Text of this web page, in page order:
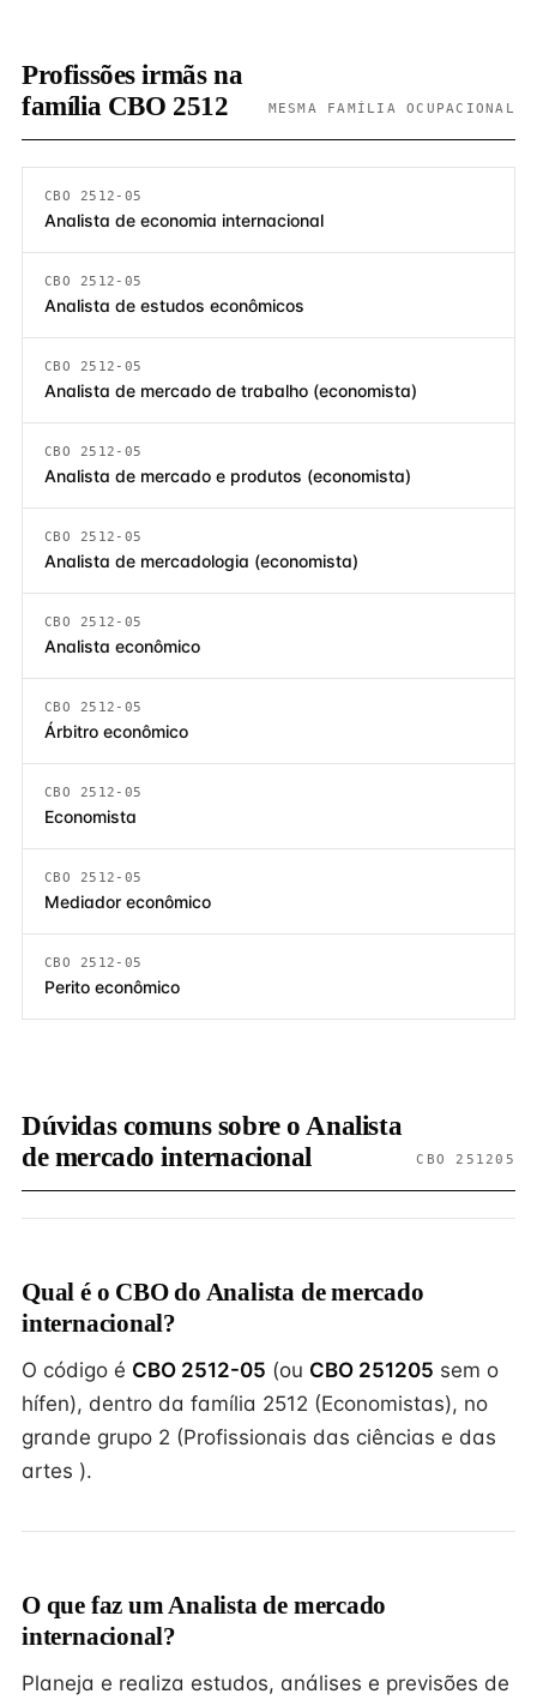
Profissões irmãs na
família CBO 2512
MESMA FAMÍLIA OCUPACIONAL
CBO 2512-05
Analista de economia internacional
CBO 2512-05
Analista de estudos econômicos
CBO 2512-05
Analista de mercado de trabalho (economista)
CBO 2512-05
Analista de mercado e produtos (economista)
CBO 2512-05
Analista de mercadologia (economista)
CBO 2512-05
Analista econômico
CBO 2512-05
Árbitro econômico
CBO 2512-05
Economista
CBO 2512-05
Mediador econômico
CBO 2512-05
Perito econômico
Dúvidas comuns sobre o Analista
de mercado internacional
CBO 251205
Qual é o CBO do Analista de mercado
internacional?
O código é CBO 2512-05 (ou CBO 251205 sem o
hífen), dentro da família 2512 (Economistas), no
grande grupo 2 (Profissionais das ciências e das
artes ).
O que faz um Analista de mercado
internacional?
Planeja e realiza estudos, análises e previsões de